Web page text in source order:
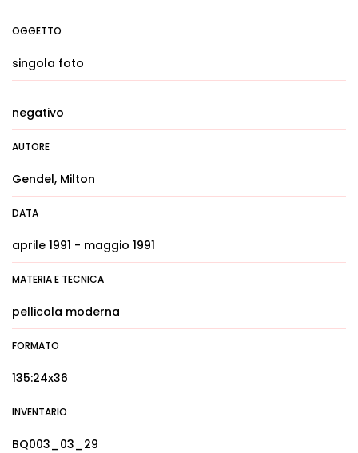
OGGETTO
singola foto
negativo
AUTORE
Gendel, Milton
DATA
aprile 1991 - maggio 1991
MATERIA E TECNICA
pellicola moderna
FORMATO
135:24x36
INVENTARIO
BQ003_03_29